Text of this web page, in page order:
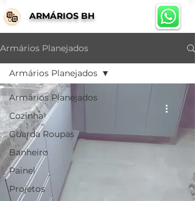
ARMÁRIOS BH
Armários Planejados
Armários Planejados
Cozinha
Guarda Roupas
Banheiro
Painel
Projetos
Armários Planejados